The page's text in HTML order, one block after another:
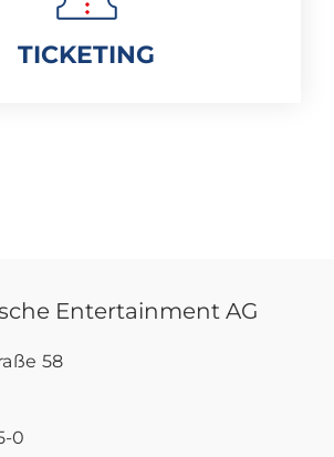
TICKETING
Entertainment AG
58
0